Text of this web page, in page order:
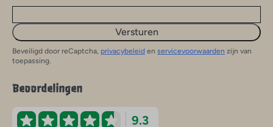
Versturen
Beveiligd door reCaptcha, privacybeleid en servicevoorwaarden zijn van
toepassing.
Beoordelingen
9.3